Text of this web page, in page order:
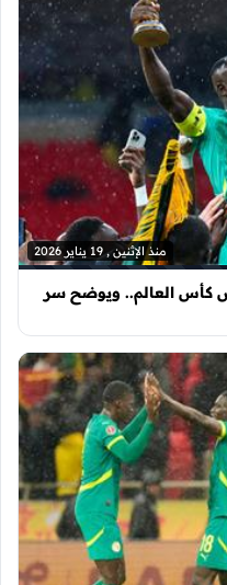
منذ الإثنين , 19 يناير 2026
كأس العالم.. ويوضح سر